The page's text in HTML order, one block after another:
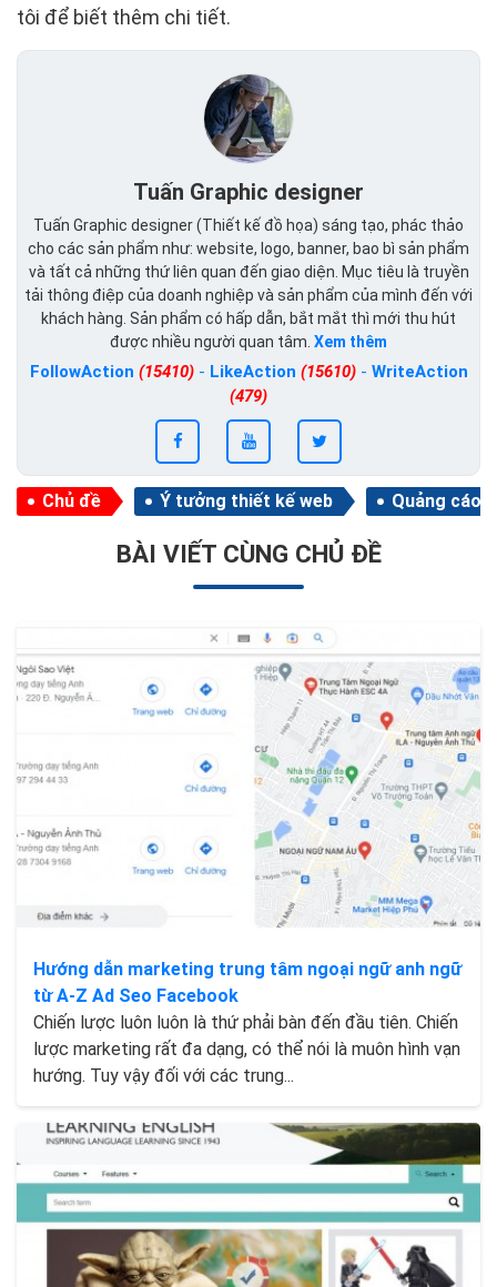
tôi để biết thêm chi tiết.
Tuấn Graphic designer
Tuấn Graphic designer (Thiết kế đồ họa) sáng tạo, phác thảo
cho các sản phẩm như: website, logo, banner, bao bì sản phẩm
và tất cả những thứ liên quan đến giao diện. Mục tiêu là truyền
tải thông điệp của doanh nghiệp và sản phẩm của mình đến với
khách hàng. Sản phẩm có hấp dẫn, bắt mắt thì mới thu hút
được nhiều người quan tâm. Xem thêm
FollowAction (15410)- LikeAction (15610)- WriteAction
(479)
Chủ đề Ý tưởng thiết kế web Quảng cáo
BÀI VIẾT CÙNG CHỦ ĐỀ
Hướng dẫn marketing trung tâm ngoại ngữ anh ngữ
từ A-Z Ad Seo Facebook
Chiến lược luôn luôn là thứ phải bàn đến đầu tiên. Chiến
lược marketing rất đa dạng, có thể nói là muôn hình vạn
hướng. Tuy vậy đối với các trung...